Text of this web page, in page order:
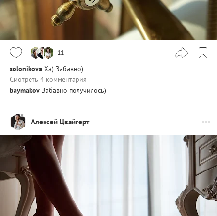
11
solonikova Ха) Забавно)
Смотреть 4 комментария
baymakov Забавно получилось)
Алексей Цвайгерт